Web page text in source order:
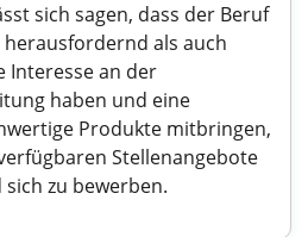
sich sagen, dass der Beruf
als auch
Interesse an der
haben und eine
Produkte mitbringen,
Stellenangebote
zu bewerben.